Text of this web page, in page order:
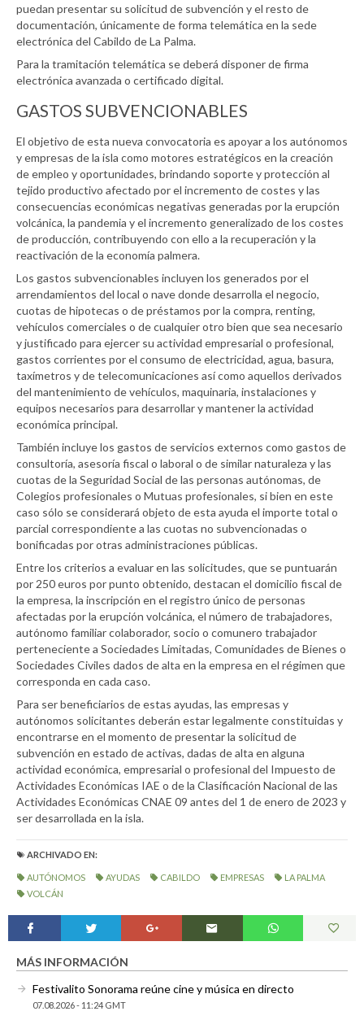
puedan presentar su solicitud de subvención y el resto de
documentación, únicamente de forma telemática en la sede
electrónica del Cabildo de La Palma.
Para la tramitación telemática se deberá disponer de firma
electrónica avanzada o certificado digital.
GASTOS SUBVENCIONABLES
El objetivo de esta nueva convocatoria es apoyar a los autónomos
y empresas de la isla como motores estratégicos en la creación
de empleo y oportunidades, brindando soporte y protección al
tejido productivo afectado por el incremento de costes y las
consecuencias económicas negativas generadas por la erupción
volcánica, la pandemia y el incremento generalizado de los costes
de producción, contribuyendo con ello a la recuperación y la
reactivación de la economía palmera.
Los gastos subvencionables incluyen los generados por el
arrendamientos del local o nave donde desarrolla el negocio,
cuotas de hipotecas o de préstamos por la compra, renting,
vehículos comerciales o de cualquier otro bien que sea necesario
y justificado para ejercer su actividad empresarial o profesional,
gastos corrientes por el consumo de electricidad, agua, basura,
taxímetros y de telecomunicaciones así como aquellos derivados
del mantenimiento de vehículos, maquinaria, instalaciones y
equipos necesarios para desarrollar y mantener la actividad
económica principal.
También incluye los gastos de servicios externos como gastos de
consultoría, asesoría fiscal o laboral o de similar naturaleza y las
cuotas de la Seguridad Social de las personas autónomas, de
Colegios profesionales o Mutuas profesionales, si bien en este
caso sólo se considerará objeto de esta ayuda el importe total o
parcial correspondiente a las cuotas no subvencionadas o
bonificadas por otras administraciones públicas.
Entre los criterios a evaluar en las solicitudes, que se puntuarán
por 250 euros por punto obtenido, destacan el domicilio fiscal de
la empresa, la inscripción en el registro único de personas
afectadas por la erupción volcánica, el número de trabajadores,
autónomo familiar colaborador, socio o comunero trabajador
perteneciente a Sociedades Limitadas, Comunidades de Bienes o
Sociedades Civiles dados de alta en la empresa en el régimen que
corresponda en cada caso.
Para ser beneficiarios de estas ayudas, las empresas y
autónomos solicitantes deberán estar legalmente constituidas y
encontrarse en el momento de presentar la solicitud de
subvención en estado de activas, dadas de alta en alguna
actividad económica, empresarial o profesional del Impuesto de
Actividades Económicas IAE o de la Clasificación Nacional de las
Actividades Económicas CNAE 09 antes del 1 de enero de 2023 y
ser desarrollada en la isla.
ARCHIVADO EN:
AUTÓNOMOS AYUDAS CABILDO EMPRESAS
LA PALMA
VOLCÁN
MÁS INFORMACIÓN
Festivalito Sonorama reúne cine y música en directo
07.08.2026 - 11:24 GMT